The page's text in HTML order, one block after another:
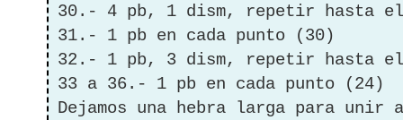
30.- 4 pb, 1 dism, repetir hasta
31.- 1 pb en cada punto (30)
32.- 1 pb, 3 dism, repetir hasta
33 a 36.- 1 pb en cada punto (24)
Dejamos una hebra larga para unir